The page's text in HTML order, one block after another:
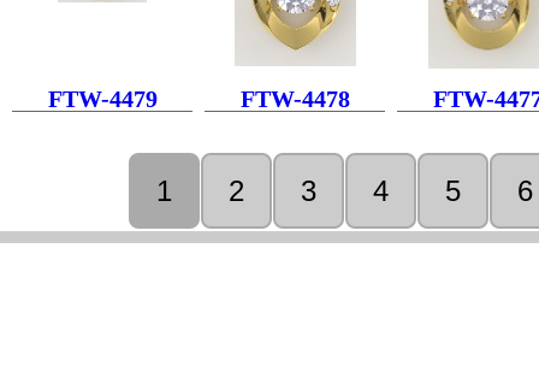
FTW-4479 FTW-4478 FTW-